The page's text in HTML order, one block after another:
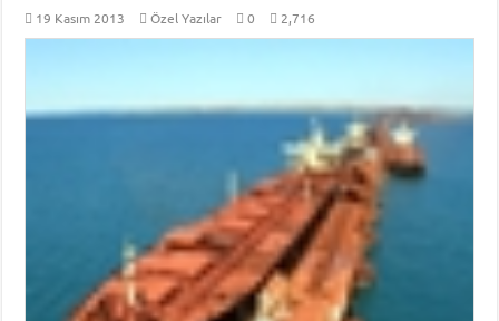
19 Kasım 2013 Özel Yazılar 0 2,716